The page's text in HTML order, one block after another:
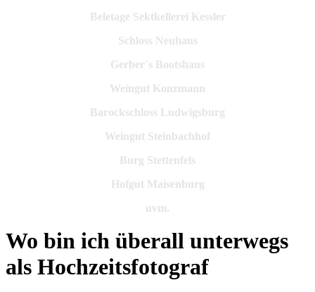
Beletage Sektkellerei Kessler
Schloss Neuhaus
Gerber´s Bootshaus
Weingut Konzmann
Barockschloss Ludwigsburg
Weingut Steinbachhof
Burg Stettenfels
Hofgut Maisenburg
uvm.
Wo bin ich überall unterwegs
als Hochzeitsfotograf